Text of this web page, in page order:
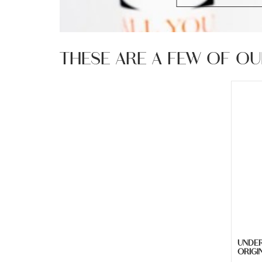
THESE ARE A FEW OF
Een
die
out